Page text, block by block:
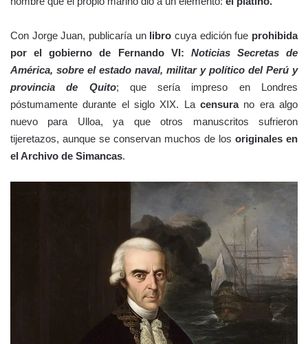
Con Jorge Juan, publicaría un libro cuya edición fue prohibida
por el gobierno de Fernando VI: Noticias Secretas de
América, sobre el estado naval, militar y político del Perú y
provincia de Quito; que sería impreso en Londres
póstumamente durante el siglo XIX. La censurano era algo
nuevo para Ulloa, ya que otros manuscritos sufrieron
tijeretazos, aunque se conservan muchos de los originales en
el Archivo de Simancas.